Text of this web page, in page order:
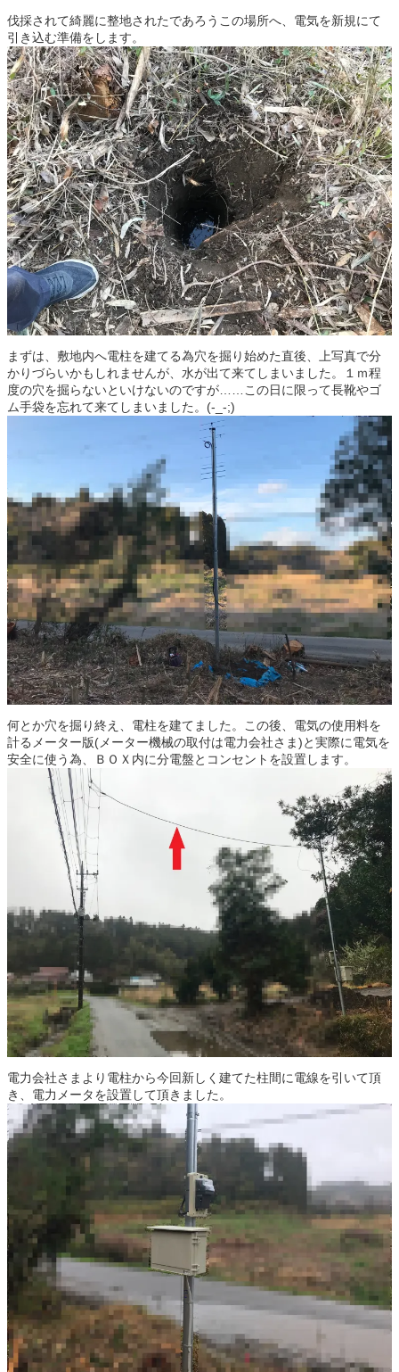
伐採されて綺麗に整地されたであろうこの場所へ、電気を新規にて
引き込む準備をします。
まずは、敷地内へ電柱を建てる為穴を掘り始めた直後、上写真で分
かりづらいかもしれませんが、水が出て来てしまいました。１ｍ程
度の穴を掘らないといけないのですが……この日に限って長靴やゴ
ム手袋を忘れて来てしまいました。(-_-;)
何とか穴を掘り終え、電柱を建てました。この後、電気の使用料を
計るメーター版(メーター機械の取付は電力会社さま)と実際に電気を
安全に使う為、ＢＯＸ内に分電盤とコンセントを設置します。
電力会社さまより電柱から今回新しく建てた柱間に電線を引いて頂
き、電力メータを設置して頂きました。